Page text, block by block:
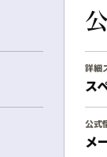
詳細
ス
公式
メ